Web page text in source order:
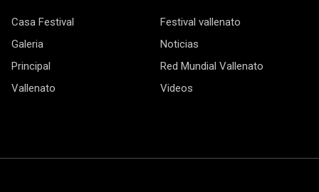
Casa Festival
Festival vallenato
Galeria
Noticias
Principal
Red Mundial Vallenato
Vallenato
Videos